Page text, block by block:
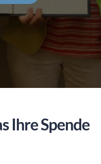
Ihre Spende